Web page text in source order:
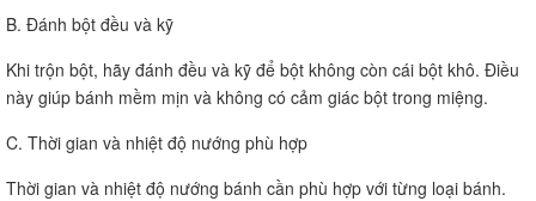
B. Đánh bột đều và kỹ
Khi trộn bột, hãy đánh đều và kỹ để bột không còn cái bột khô. Điều
này giúp bánh mềm mịn và không có cảm giác bột trong miệng.
C. Thời gian và nhiệt độ nướng phù hợp
Thời gian và nhiệt độ nướng bánh cần phù hợp với từng loại bánh.